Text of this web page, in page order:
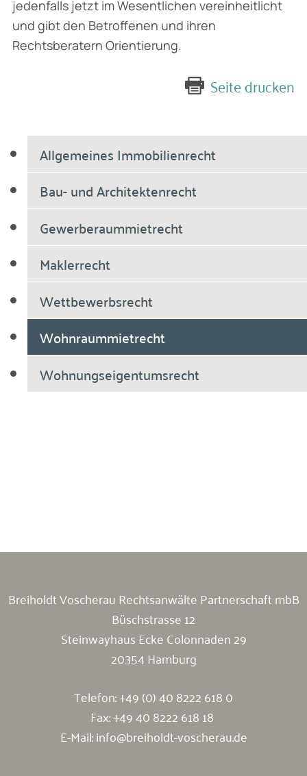
Allgemeines Immobilienrecht
Bau- und Architektenrecht
Gewerberaummietrecht
Maklerrecht
Wettbewerbsrecht
Wohnraummietrecht
Wohnungseigentumsrecht
jedenfalls jetzt im Wesentlichen vereinheitlicht
und gibt den Betroffenen und ihren
Rechtsberatern Orientierung.
Seite drucken
Breiholdt Voscherau Rechtsanwälte Partnerschaft mbB
Büschstrasse 12
Steinwayhaus Ecke Colonnaden 29
20354 Hamburg
Telefon:+49 (0) 40 8222 618 0
Fax: +49 40 8222 618 18
E-Mail:info@breiholdt-voscherau.de